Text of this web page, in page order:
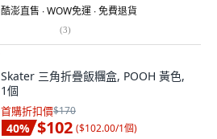
酷澎直售 ∙ WOW免運 ∙ 免費退貨
(3)
Skater 三角折疊飯糰盒, POOH 黃色,
1個
首購折扣價$170
40% $102 ($102.00/1個)